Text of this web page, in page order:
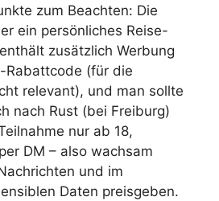
zum Beachten: Die
ein persönliches Reise-
zusätzlich Werbung
Rabattcode (für die
relevant), und man sollte
nach Rust (bei Freiburg)
nur ab 18,
DM – also wachsam
und im
Daten preisgeben.